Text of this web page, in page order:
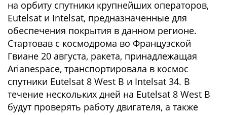
на орбиту спутники крупнейших операторов,
Eutelsat и Intelsat, предназначенные для
обеспечения покрытия в данном регионе.
Стартовав с космодрома во Французской
Гвиане 20 августа, ракета, принадлежащая
Arianespace, транспортировала в космос
спутники Eutelsat 8 West B и Intelsat 34. В
течение нескольких дней на Eutelsat 8 West B
будут проверять работу двигателя, а также